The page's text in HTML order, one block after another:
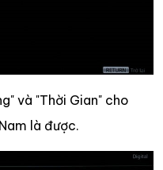
và "Thời Gian" cho
là được.